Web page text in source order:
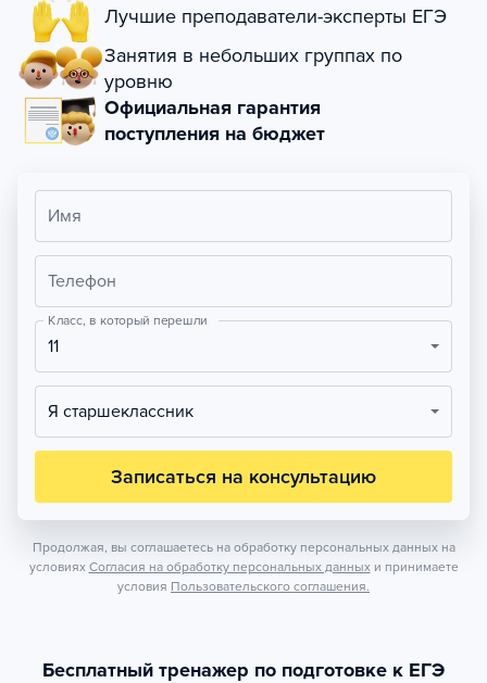
Лучшие преподаватели-эксперты ЕГЭ
Занятия в небольших группах по
уровню
Официальная гарантия
поступления на бюджет
Имя
Телефон
Класс, в который перешли
11
Я старшеклассник
Записаться на консультацию
Продолжая, вы соглашаетесь на обработку персональных данных на
условиях Согласия на обработку персональных данных и принимаете
условия Пользовательского соглашения.
Бесплатный тренажер по подготовке к ЕГЭ